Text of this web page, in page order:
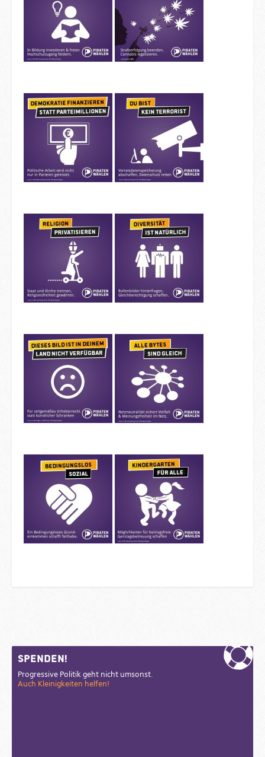
Sidebar
Spenden!
Progressive Politik geht nicht umsonst.
Auch Kleinigkeiten helfen!